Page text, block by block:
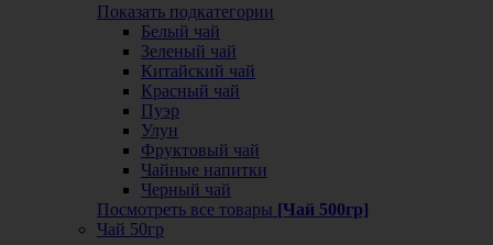
Показать подкатегории
Белый чай
Зеленый чай
Китайский чай
Красный чай
Пуэр
Улун
Фруктовый чай
Чайные напитки
Черный чай
Посмотреть все товары [Чай 500гр]
Чай 50гр